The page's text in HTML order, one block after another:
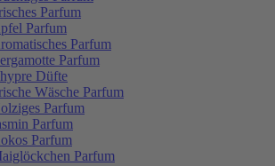
Parfum
Parfum
Parfum
Parfum
Düfte
Wäsche Parfum
Parfum
Parfum
Parfum
Parfum